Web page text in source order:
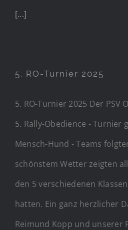
[...]
5. RO-Turnier 2025
5. RO-Turnier 2025 Der
5. Rally-Obedience - Turnier
Mensch-Hund - Teams
schönstem Wetter zeigten
den 5 verschiedenen
hatten. Ein ganz herzlicher
Reimund Kopp und unserer